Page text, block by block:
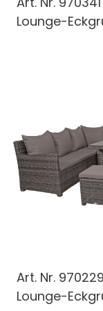
Lounge-
Art. Nr. 970229
Lounge-